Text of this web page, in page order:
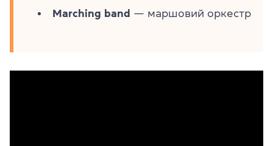
Marching band — маршовий оркестр